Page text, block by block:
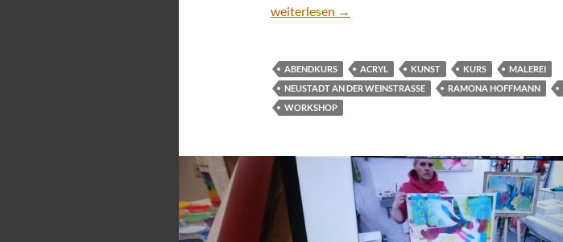
Acrylmalen Online – nn
weiterlesen →
ABENDKURS ACRYL KUNST KURS
MALEREI
NEUSTADT AN DER WEINSTRASSE
RAMONA HOFFMANN
WORKSHOP